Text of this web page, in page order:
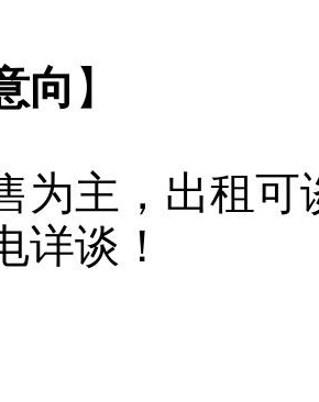
向】
为主，出租
详谈！